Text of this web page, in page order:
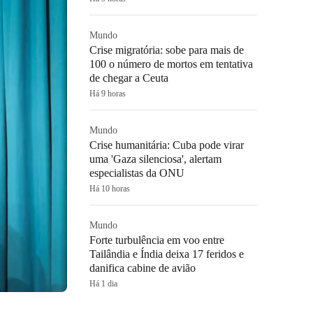
Mundo
Crise migratória: sobe para mais de
100 o número de mortos em tentativa
de chegar a Ceuta
Há 9 horas
Mundo
Crise humanitária: Cuba pode virar
uma 'Gaza silenciosa', alertam
especialistas da ONU
Há 10 horas
Mundo
Forte turbulência em voo entre
Tailândia e Índia deixa 17 feridos e
danifica cabine de avião
Há 1 dia